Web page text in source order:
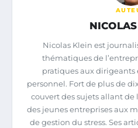
Nicolas Klein est
thématiques de
pratiques aux
personnel. Fort de plus de
couvert des sujets allant de
des jeunes entreprises aux
de gestion du stress. Ses